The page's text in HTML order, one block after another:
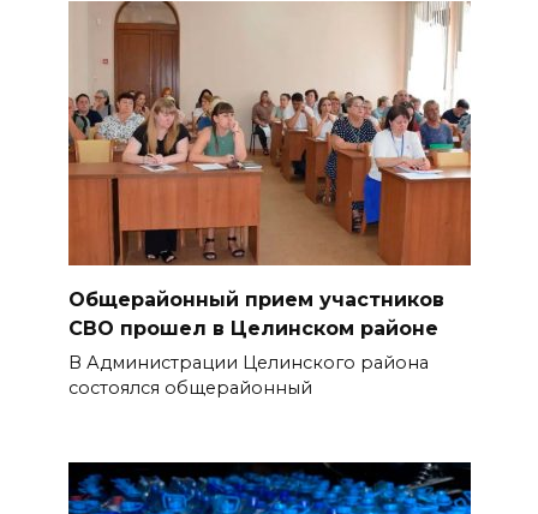
Общерайонный прием участников
СВО прошел в Целинском районе
В Администрации Целинского района
состоялся общерайонный